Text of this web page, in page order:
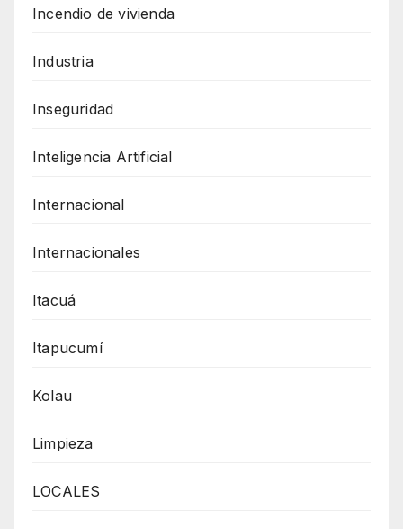
Incendio de vivienda
Industria
Inseguridad
Inteligencia Artificial
Internacional
Internacionales
Itacuá
Itapucumí
Kolau
Limpieza
LOCALES